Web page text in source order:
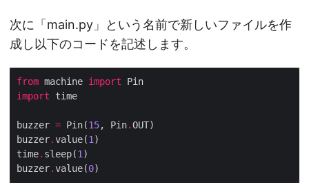
次に「main.py」という名前で新しいファイルを作
成し以下のコードを記述します。
from machine import
import
buzzer = Pin(15, Pin.
buzzer.value(1
time. sleep(1
buzzer.value(0